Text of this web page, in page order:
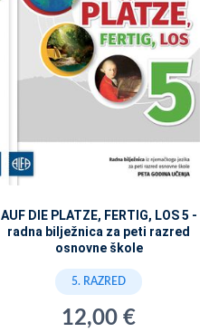
AUF DIE PLATZE, FERTIG, LOS 5 -
radna bilježnica za peti razred
osnovne škole
5. RAZRED
12,00 €